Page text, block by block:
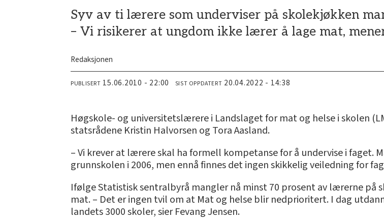
Syv av ti lærere som underviser på skolekjøkken
– Vi risikerer at ungdom ikke lærer å lage mat,
Redaksjonen
PUBLISERT 15.06.2010 - 22:00 SIST OPPDATERT 20.04.2022 - 14:38
Høgskole- og universitetslærere i Landslaget for mat og helse i skolen
statsrådene Kristin Halvorsen og Tora Aasland.
– Vi krever at lærere skal ha formell kompetanse for å undervise i faget.
grunnskolen i 2006, men ennå finnes det ingen skikkelig veiledning for
Ifølge Statistisk sentralbyrå mangler nå minst 70 prosent av lærerne
mat. – Det er ingen tvil om at Mat og helse blir nedprioritert. I dag
landets 3000 skoler, sier Fevang Jensen.